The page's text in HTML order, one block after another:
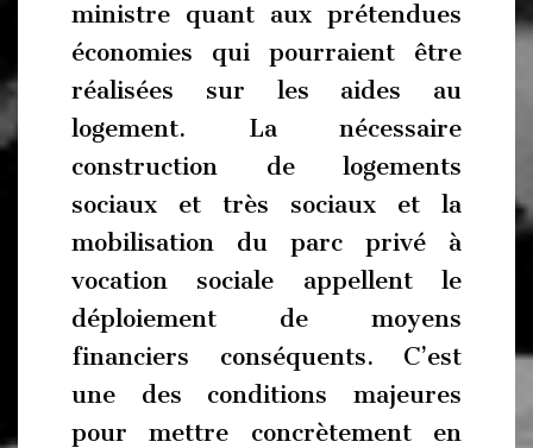
ministre quant aux prétendues
économies qui pourraient être
réalisées sur les aides au
logement. La nécessaire
construction de logements
sociaux et très sociaux et la
mobilisation du parc privé à
vocation sociale appellent le
déploiement de moyens
financiers conséquents. C’est
une des conditions majeures
pour mettre concrètement en